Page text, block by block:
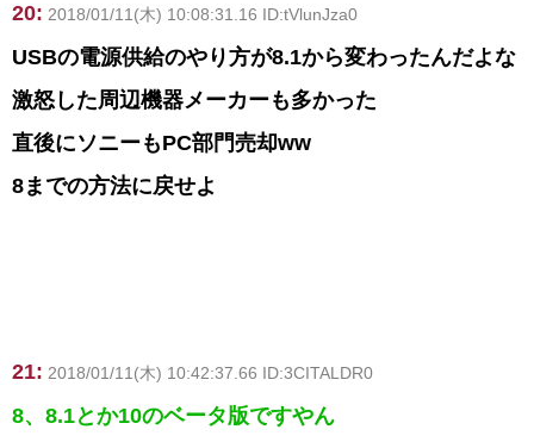
20: 2018/01/11(木) 10:08:31.16 ID:tVlunJza0
USBの電源供給のやり方が8.1から変わったんだよな
激怒した周辺機器メーカーも多かった
直後にソニーもPC部門売却ww
8までの方法に戻せよ
21: 2018/01/11(木) 10:42:37.66 ID:3CITALDR0
8、8.1とか10のベータ版ですやん